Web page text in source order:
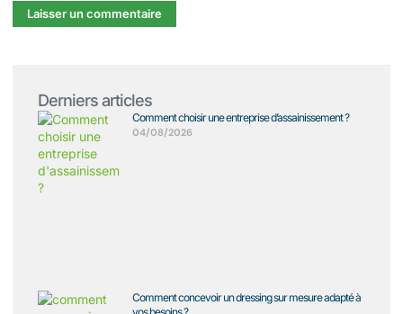
Derniers articles
Comment choisir une entreprise d’assainissement ?
04/08/2026
Comment concevoir un dressing sur mesure adapté à